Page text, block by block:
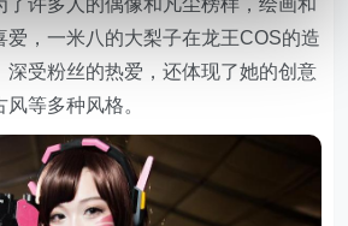
了许多人的偶像和凡尘榜样，绘画和
爱，一米八的大梨子在龙王COS的造
深受粉丝的热爱，还体现了她的创意
等多种风格。